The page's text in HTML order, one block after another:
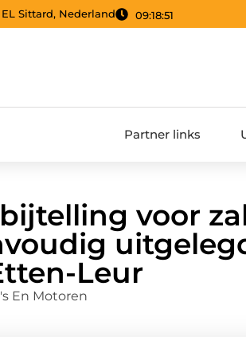
EL Sittard, Nederland 09:18:52
Partner links
voor
Leur
En Motoren